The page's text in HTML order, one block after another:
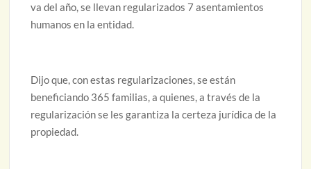
va del año, se llevan regularizados 7 asentamientos
humanos en la entidad.
Dijo que, con estas regularizaciones, se están
beneficiando 365 familias, a quienes, a través de la
regularización se les garantiza la certeza jurídica de la
propiedad.